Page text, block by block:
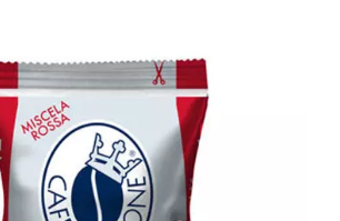
Caffè Borbone compatibili
le macchine a Marchio
® REspresso miscela